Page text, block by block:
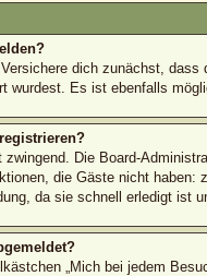
dich zunächst,
wurdest. Es ist ebenfalls
Die Board-
die Gäste nicht haben:
da sie schnell erledigt ist
„Mich bei jedem